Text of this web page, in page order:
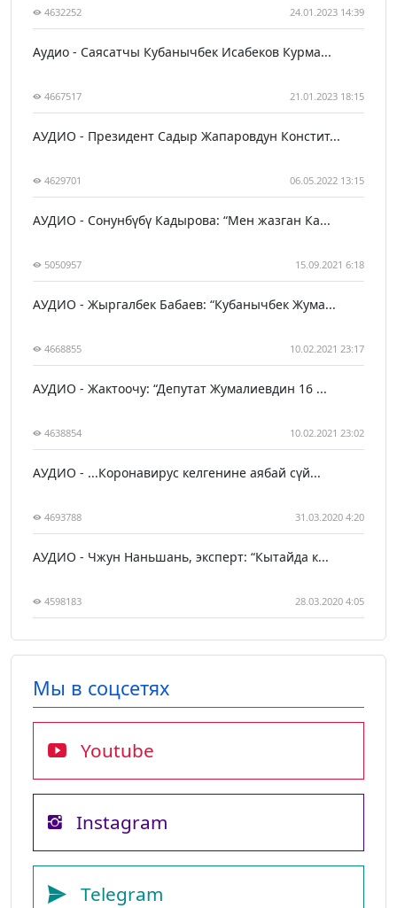
4632252 24.01.2023 14:39
Аудио - Саясатчы Кубанычбек Исабеков Курма...
4667517 21.01.2023 18:15
АУДИО - Президент Садыр Жапаровдун Констит...
4629701 06.05.2022 13:15
АУДИО - Сонунбүбү Кадырова: “Мен жазган Ка...
5050957 15.09.2021 6:18
АУДИО - Жыргалбек Бабаев: “Кубанычбек Жума...
4668855 10.02.2021 23:17
АУДИО - Жактоочу: “Депутат Жумалиевдин 16 ...
4638854 10.02.2021 23:02
АУДИО - ...Коронавирус келгенине аябай сүй...
4693788 31.03.2020 4:20
АУДИО - Чжун Наньшань, эксперт: “Кытайда к...
4598183 28.03.2020 4:05
Мы в соцсетях
Youtube
Instagram
Telegram